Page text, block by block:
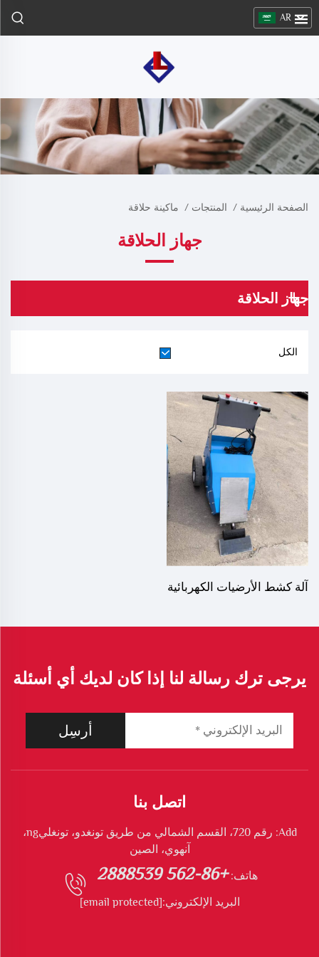
AR
الصفحة الرئيسية / المنتجات / ماكينة حلاقة
جهاز الحلاقة
جهاز الحلاقة
الكل
آلة كشط الأرضيات الكهربائية
الخشب الصلب الملصق
قابلة للتعديل
يرجى ترك رسالة لنا إذا كان لديك أي أسئلة
أرسِل
اتصل بنا
Add: رقم 720، القسم الشمالي من طريق تونغدو، تونغليng،
آنهوي، الصين
هاتف: +86-562 2888539
البريد الإلكتروني:[email protected]